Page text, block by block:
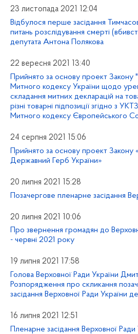
23 листопада 2021 12:04
Відбулося перше засідання
питань розслідування смерті
депутата Антона Полякова
22 вересня 2021 13:40
Прийнято за основу проект Закону
Митного кодексу України щодо
складання митних декларацій на
різні товарні підпозиції згідно з
Митного кодексу Європейського
24 серпня 2021 15:06
Прийнято за основу проект Закону
Державний Герб України»
20 липня 2021 15:28
Позачергове пленарне засідання
20 липня 2021 10:06
Про звернення громадян до
- червні 2021 року
19 липня 2021 17:58
Голова Верховної Ради України
Розпорядження про скликання
засідання Верховної Ради України
16 липня 2021 12:51
Пленарне засідання Верховної Ради